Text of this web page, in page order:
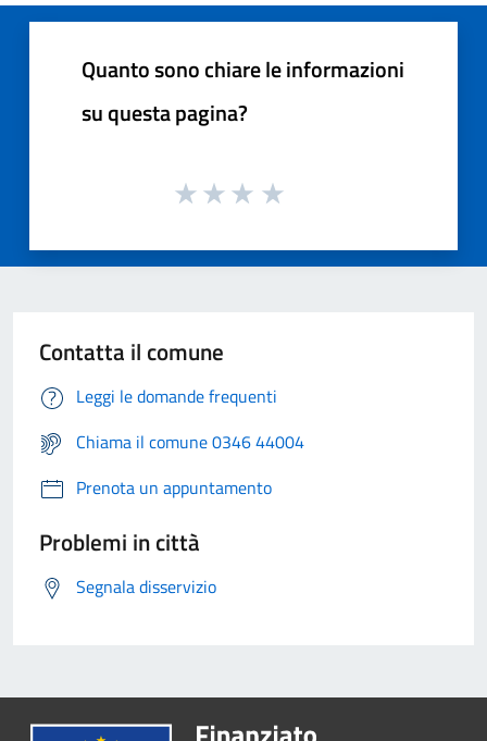
Quanto sono chiare le informazioni
su questa pagina?
Contatta il comune
Leggi le domande frequenti
Chiama il comune 0346 44004
Prenota un appuntamento
Problemi in città
Segnala disservizio